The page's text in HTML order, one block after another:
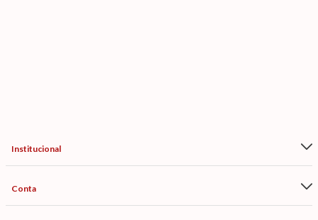
Institucional
Conta